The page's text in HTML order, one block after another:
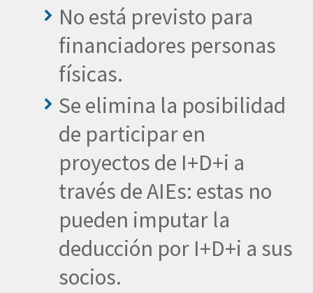
No está previsto para
financiadores personas
físicas.
Se elimina la posibilidad
de participar en
proyectos de I+D+i a
través de AIEs: estas no
pueden imputar la
deducción por I+D+i a sus
socios.